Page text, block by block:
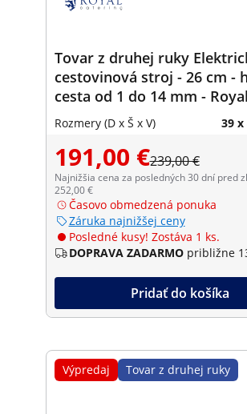
Tovar z druhej ruky
cestovinová stroj - 26 cm -
cesta od 1 do 14 mm - Royal
Catering
Rozmery (D x Š x V) 39 x
191,00 €239,00 €
Najnižšia cena za posledných 30 dní pred
252,00 €
Časovo obmedzená ponuka
Záruka najnižšej ceny
Posledné kusy! Zostáva 1 ks.
DOPRAVA ZADARMO približne
Pridať do košíka
Výpredaj Tovar z druhej ruky